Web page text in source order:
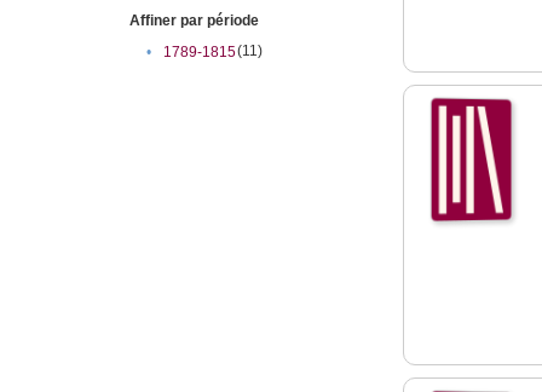
Affiner par période
•
1789-1815(11)